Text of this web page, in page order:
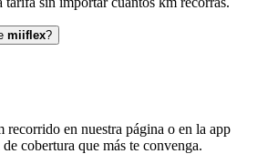
miiflex?
en nuestra página o en la app
cobertura que más te convenga.